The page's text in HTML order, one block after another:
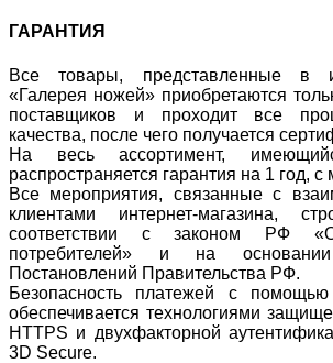
ГАРАНТИЯ
Все товары, представленные в
«Галерея ножей» приобретаются
поставщиков и проходит все
качества, после чего получается
На весь ассортимент,
распространяется гарантия на 1 год, с
Все мероприятия, связанные с
клиентами интернет-магазина,
соответствии с законом РФ
потребителей» и на основании
Постановлений Правительства РФ.
Безопасность платежей с помощью
обеспечивается технологиями
HTTPS и двухфакторной
3D Secure.